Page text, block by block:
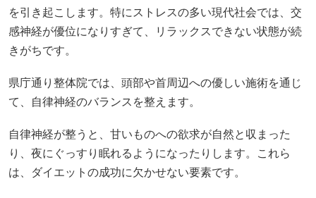
を引き起こします。特にストレスの多い現代社会では、交
感神経が優位になりすぎて、リラックスできない状態が続
きがちです。
県庁通り整体院では、頭部や首周辺への優しい施術を通じ
て、自律神経のバランスを整えます。
自律神経が整うと、甘いものへの欲求が自然と収まった
り、夜にぐっすり眠れるようになったりします。これら
は、ダイエットの成功に欠かせない要素です。